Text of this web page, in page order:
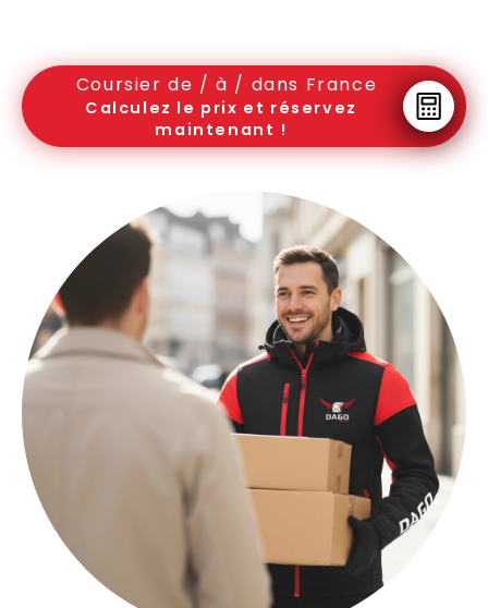
Coursier de / à / dans France
Calculez le prix et réservez
maintenant !